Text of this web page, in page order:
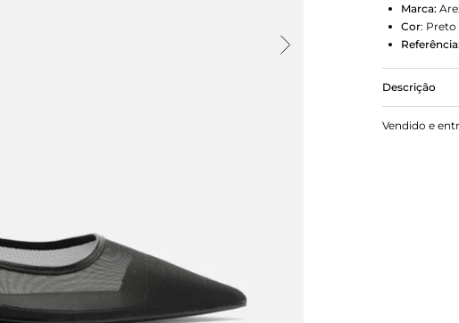
Marca:
Cor: Preto
Referência:
Descrição
Sapatilha
mínimo
Vendido e